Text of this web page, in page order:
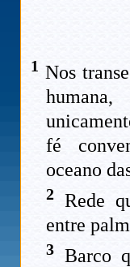
1 Nos
fé
oceano
2 Rede
entre
3 Barco